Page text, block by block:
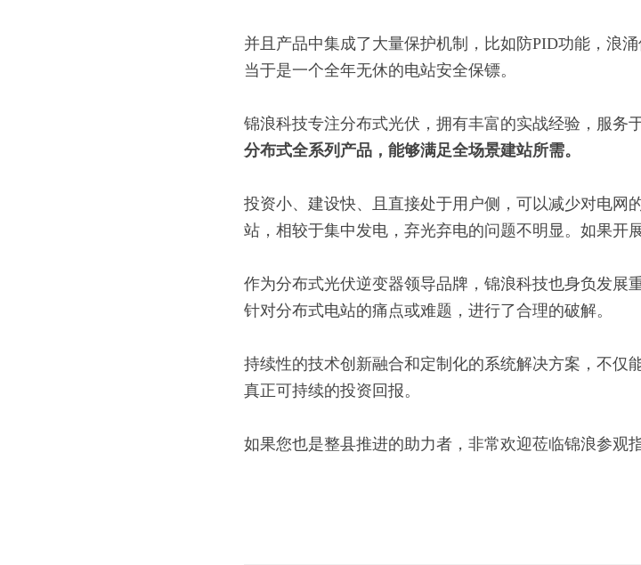
并且产品中集成了大量保护机制，比如防PID功能，浪
当于是一个全年无休的电站安全保镖。
锦浪科技专注分布式光伏，拥有丰富的实战经验，服务
分布式全系列产品，能够满足全场景建站所需。
投资小、建设快、且直接处于用户侧，可以减少对电网
站，相较于集中发电，弃光弃电的问题不明显。如果开
作为分布式光伏逆变器领导品牌，锦浪科技也身负发展
针对分布式电站的痛点或难题，进行了合理的破解。
持续性的技术创新融合和定制化的系统解决方案，不仅
真正可持续的投资回报。
如果您也是整县推进的助力者，非常欢迎莅临锦浪参观